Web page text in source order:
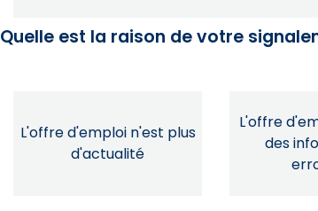
Quelle est la raison de votre
L'offre d'emploi n'est plus
d'actualité
L'offre
des